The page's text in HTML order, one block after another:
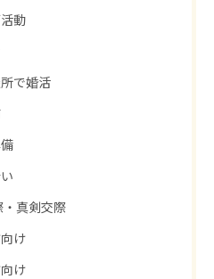
動
で婚活
・真剣交際
け
け